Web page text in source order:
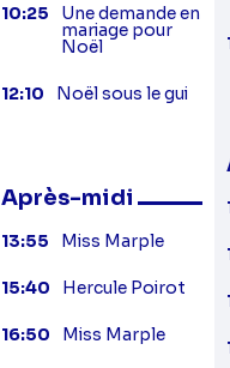
10:25 Une demande en
mariage pour
Noël
12:10 Noël sous le gui
Après-midi
13:55 Miss Marple
15:40 Hercule Poirot
16:50 Miss Marple